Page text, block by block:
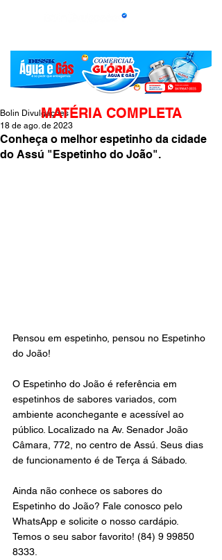
Conheça o melhor espetinho da cidade
do Assú "Espetinho do João".
Bolin Divulgações
18 de ago. de 2023
Pensou em espetinho, pensou no Espetinho
do João!
O Espetinho do João é referência em
espetinhos de sabores variados, com
ambiente aconchegante e acessível ao
público. Localizado na Av. Senador João
Câmara, 772, no centro de Assú. Seus dias
de funcionamento é de Terça á Sábado.
Ainda não conhece os sabores do
Espetinho do João? Fale conosco pelo
WhatsApp e solicite o nosso cardápio.
Temos o seu sabor favorito! (84) 9 99850
8333.
MATÉRIA COMPLETA